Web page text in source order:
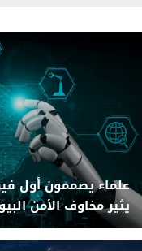
علماء يصممون أول
يثير مخاوف الأمن